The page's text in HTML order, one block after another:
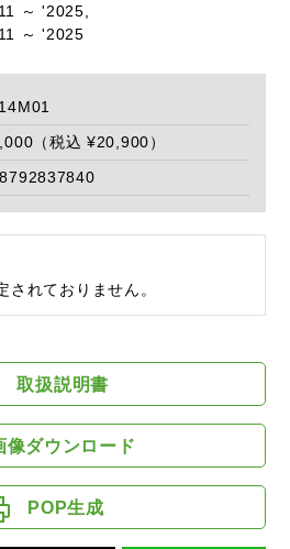
～ '2025,
～ '2025
（税込 ¥20,900）
されておりません。
取扱説明書
像ダウンロード
POP生成